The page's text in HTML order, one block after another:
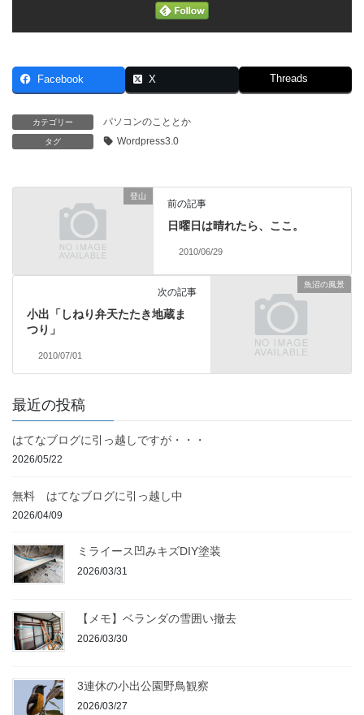
Facebook X Threads
カテゴリー パソコンのこととか
タグ Wordpress3.0
登山
前の記事
日曜日は晴れたら、ここ。
2010/06/29
魚沼の風景
次の記事
小出「しねり弁天たたき地蔵ま
つり」
2010/07/01
最近の投稿
はてなブログに引っ越しですが・・・
2026/05/22
無料 はてなブログに引っ越し中
2026/04/09
ミライース凹みキズDIY塗装
2026/03/31
【メモ】ベランダの雪囲い撤去
2026/03/30
3連休の小出公園野鳥観察
2026/03/27